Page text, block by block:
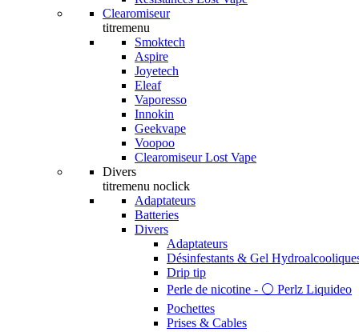
Clearomiseur
titremenu
Smoktech
Aspire
Joyetech
Eleaf
Vaporesso
Innokin
Geekvape
Voopoo
Clearomiseur Lost Vape
Divers
titremenu noclick
Adaptateurs
Batteries
Divers
Adaptateurs
Désinfestants & Gel
Drip tip
Perle de nicotine - ⚪️ Perlz Liquideo
Pochettes
Prises & Cables